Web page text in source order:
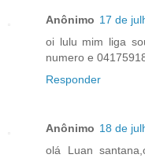
Anônimo 17 de
oi lulu mim liga
numero e
Responder
Anônimo 18 de
olá Luan